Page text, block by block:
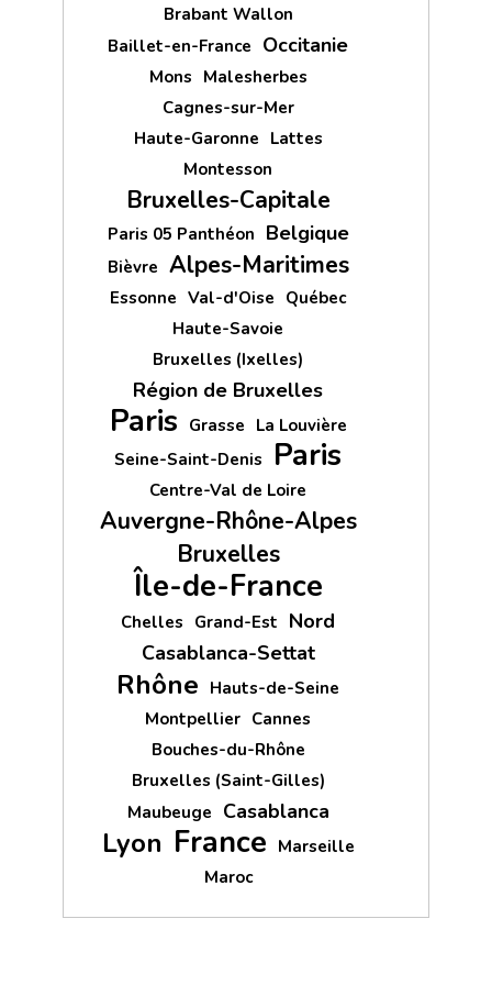
Brabant Wallon
Baillet-en-France Occitanie
Mons Malesherbes
Cagnes-sur-Mer
Haute-Garonne Lattes
Montesson
Bruxelles-Capitale
Paris 05 Panthéon Belgique
Bièvre Alpes-Maritimes
Essonne Val-d'Oise Québec
Haute-Savoie
Bruxelles (Ixelles)
Région de Bruxelles
Paris Grasse La Louvière
Seine-Saint-Denis
Paris
Centre-Val de Loire
Auvergne-Rhône-Alpes
Bruxelles
Île-de-France
Chelles Grand-Est Nord
Casablanca-Settat
Rhône Hauts-de-Seine
Montpellier Cannes
Bouches-du-Rhône
Bruxelles (Saint-Gilles)
Maubeuge Casablanca
Lyon France Marseille
Maroc